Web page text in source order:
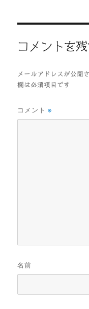
k
コメントを
メールアドレスが公開
欄は必須項目です
コメント※
名前